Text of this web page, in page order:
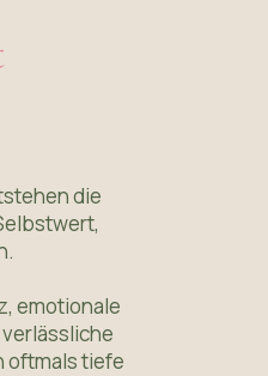
die
emotionale
oftmals tiefe